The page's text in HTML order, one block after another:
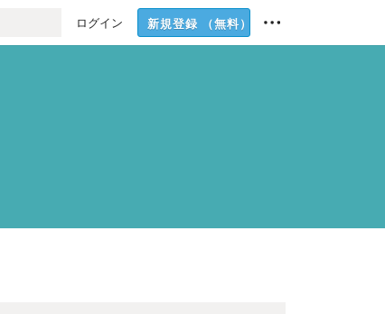
ログイン 新規登録 （無料）